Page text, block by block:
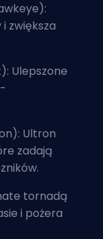
zwiększa
Ulepszone
Ultron
zadają
tornadą
i pożera